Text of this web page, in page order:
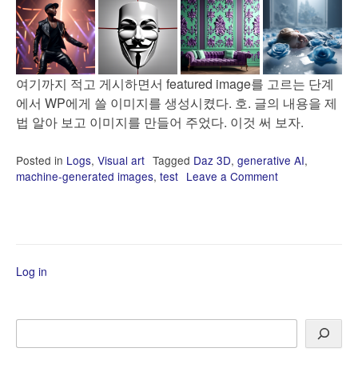
여기까지 적고 게시하면서 featured image를 고르는 단계
에서 WP에게 쓸 이미지를 생성시켰다. 호. 글의 내용을 제
법 알아 보고 이미지를 만들어 주었다. 이것 써 보자.
Posted in Logs, Visual art Tagged Daz 3D, generative AI,
machine-generated images, test Leave a Comment
를
공
Log in
Search